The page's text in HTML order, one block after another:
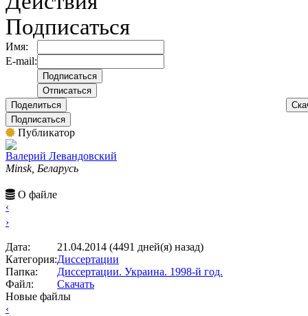
Подписаться
Имя:
E-mail:
Поделиться
Подписаться
Публикатор
Валерий Левандовский
Minsk, Беларусь
О файле
‹
›
Дата:
21.04.2014 (4491 дней(я) назад)
Категория:Диссертации
Папка:
Диссертации. Украина. 1998-й год.
Файл:
Скачать
Новые файлы
‹